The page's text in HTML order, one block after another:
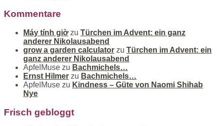
Kommentare
Máy tính giờzu Türchen im Advent: ein ganz
anderer Nikolausabend
grow a garden calculator zu Türchen im Advent: ein
ganz anderer Nikolausabend
ApfelMuse zu Bachmichels…
Ernst Hilmer zu Bachmichels…
ApfelMuse zu Kindness – Güte von Naomi Shihab
Nye
Frisch gebloggt